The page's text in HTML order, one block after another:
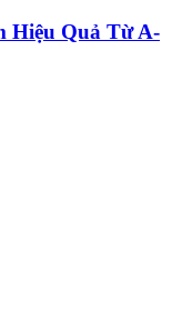
Hiệu Quả Từ A-